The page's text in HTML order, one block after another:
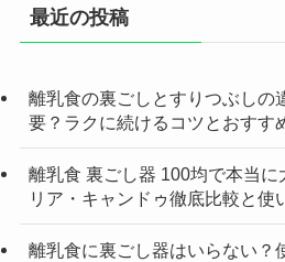
最近の投稿
離乳食の裏ごしとすりつぶしの
要？ラクに続けるコツとおすす
離乳食 裏ごし器 100均で本当
リア・キャンドゥ徹底比較と使
離乳食に裏ごし器はいらない？